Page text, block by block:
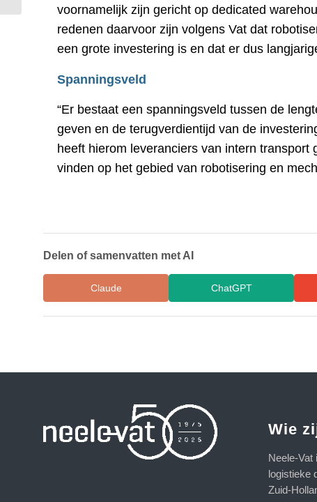
voornamelijk zijn gericht op dedicated
redenen daarvoor zijn volgens Vat dat
een grote investering is en dat er dus
Spanningsveld
“Er bestaat een spanningsveld tussen de
geven en de terugverdientijd van de
heeft hierom leveranciers van intern
vinden op het gebied van robotisering en
Delen of samenvatten met AI
Claude ChatGPT
Wie
Neele-Vat
logistieke
Zuid-